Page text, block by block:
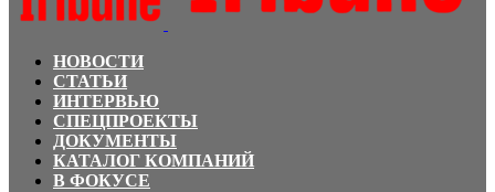
НОВОСТИ
СТАТЬИ
ИНТЕРВЬЮ
СПЕЦПРОЕКТЫ
ДОКУМЕНТЫ
КАТАЛОГ КОМПАНИЙ
В ФОКУСЕ